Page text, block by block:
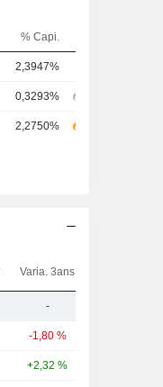
% Capi.
2,3947%
0,3293%
2,2750%
Varia. 3ans
-
-1,80 %
+2,32 %